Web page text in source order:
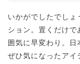
いかがでしたでしょ
ション。置くだけで
囲気に早変わり。日
ぜひ気になったアイ